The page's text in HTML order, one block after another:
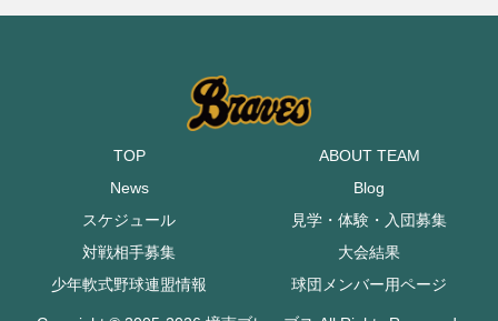
TOP
ABOUT TEAM
News
Blog
スケジュール
見学・体験・入団募集
対戦相手募集
大会結果
少年軟式野球連盟情報
球団メンバー用ページ